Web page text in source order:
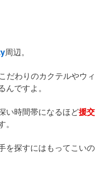
周辺。
だわりのカクテルやウィ
ですよ。
い時間帯になるほど援交
を探すにはもってこいの